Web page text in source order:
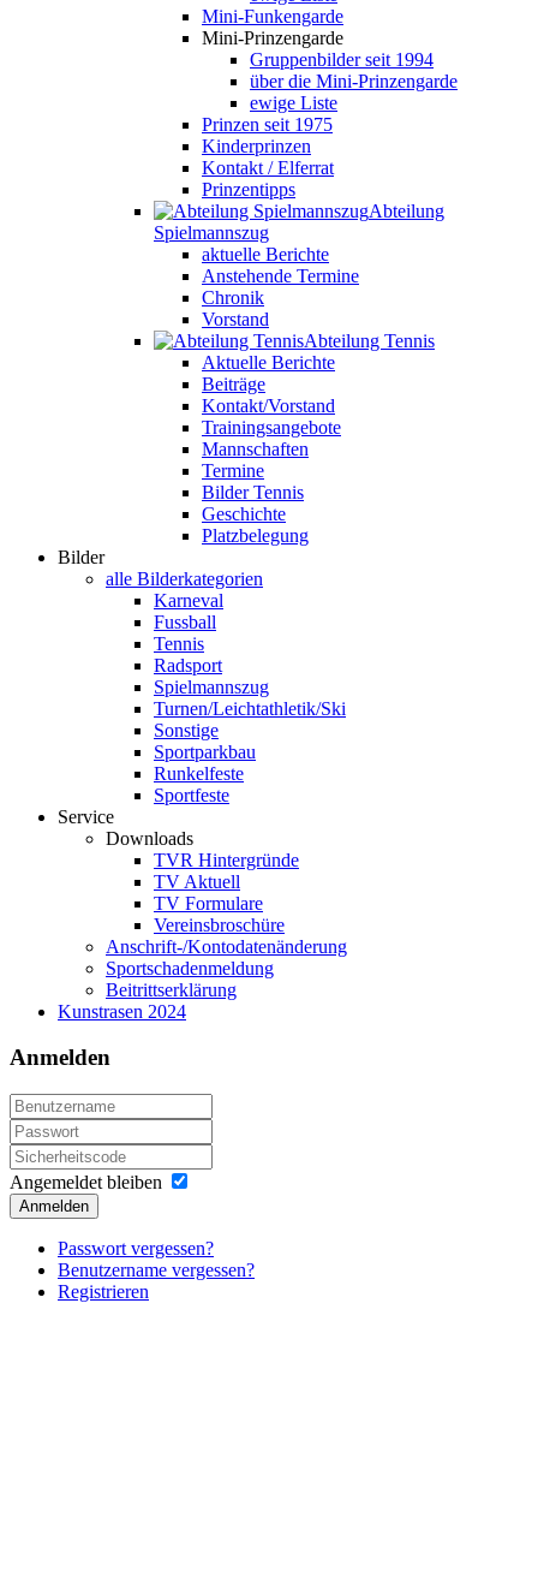
Mini-Funkengarde
Mini-Prinzengarde
Gruppenbilder seit 1994
über die Mini-Prinzengarde
ewige Liste
Prinzen seit 1975
Kinderprinzen
Kontakt / Elferrat
Prinzentipps
Abteilung
Spielmannszug
aktuelle Berichte
Anstehende Termine
Chronik
Vorstand
Abteilung Tennis
Aktuelle Berichte
Beiträge
Kontakt/Vorstand
Trainingsangebote
Mannschaften
Termine
Bilder Tennis
Geschichte
Platzbelegung
Bilder
alle Bilderkategorien
Karneval
Fussball
Tennis
Radsport
Spielmannszug
Turnen/Leichtathletik/Ski
Sonstige
Sportparkbau
Runkelfeste
Sportfeste
Service
Downloads
TVR Hintergründe
TV Aktuell
TV Formulare
Vereinsbroschüre
Anschrift-/Kontodatenänderung
Sportschadenmeldung
Beitrittserklärung
Kunstrasen 2024
Anmelden
Angemeldet bleiben
Anmelden
Passwort vergessen?
Benutzername vergessen?
Registrieren